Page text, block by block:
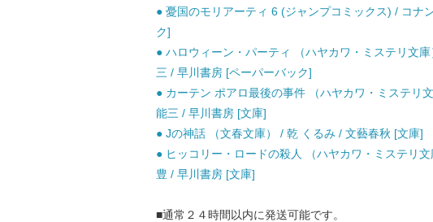
● 憂国のモリアーティ 6 (ジャンプコミックス) / コナ
ク]
● ハロウィーン・パーティ （ハヤカワ・ミステリ文
三 / 早川書房 [ペーパーバック]
● カーテン ポアロ最後の事件 （ハヤカワ・ミステリ
能三 / 早川書房 [文庫]
● Jの神話 （文春文庫） / 乾 くるみ / 文藝春秋 [文庫]
● ヒッコリー・ロードの殺人 （ハヤカワ・ミステリ
豊 / 早川書房 [文庫]
■通常２４時間以内に発送可能です。